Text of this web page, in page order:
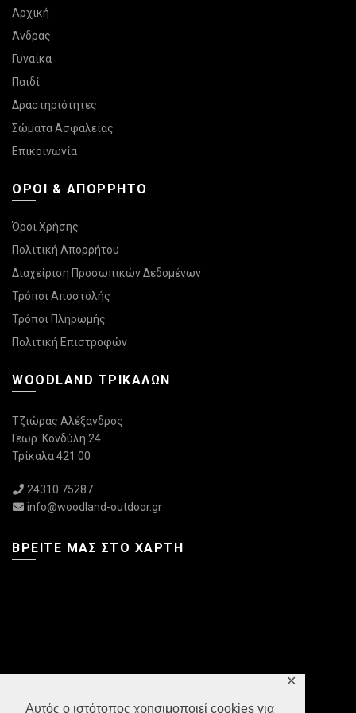
Αυτός ο ιστότοπος χρησιμοποιεί cookies για
✕
Αρχική
Άνδρας
Γυναίκα
Παιδί
Δραστηριότητες
Σώματα Ασφαλείας
Επικοινωνία
ΌΡΟΙ & ΑΠΌΡΡΗΤΟ
Όροι Χρήσης
Πολιτική Απορρήτου
Διαχείριση Προσωπικών Δεδομένων
Τρόποι Αποστολής
Τρόποι Πληρωμής
Πολιτική Επιστροφών
WOODLAND ΤΡΙΚΆΛΩΝ
Τζιώρας Αλέξανδρος
Γεωρ. Κονδύλη 24
Τρίκαλα 421 00
24310 75287
info@woodland-outdoor.gr
ΒΡΕΊΤΕ ΜΑΣ ΣΤΟ ΧΆΡΤΗ